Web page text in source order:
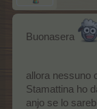
Buonasera
allora nessuno
Stamattina ho
anjo se lo